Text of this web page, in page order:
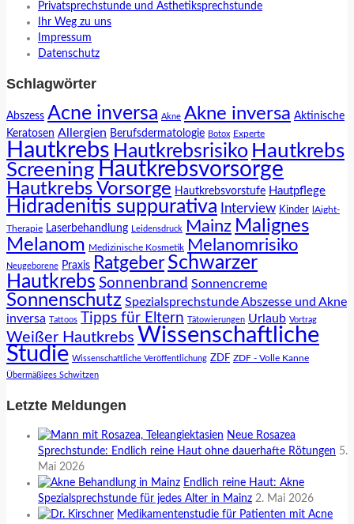
Privatsprechstunde und Ästhetiksprechstunde
Ihr Weg zu uns
Impressum
Datenschutz
Schlagwörter
Abszess Acne inversa Akne Akne inversa Aktinische
Keratosen Allergien Berufsdermatologie Botox Experte
Hautkrebs Hautkrebsrisiko Hautkrebs
Screening Hautkrebsvorsorge
Hautkrebs Vorsorge Hautkrebsvorstufe Hautpflege
Hidradenitis suppurativa Interview Kinder lAight-
Therapie Laserbehandlung Leidensdruck Mainz Malignes
Melanom Medizinische Kosmetik Melanomrisiko
Neugeborene Praxis Ratgeber Schwarzer
Hautkrebs Sonnenbrand Sonnencreme
Sonnenschutz Spezialsprechstunde Abszesse und Akne
inversa Tattoos Tipps für Eltern Tätowierungen Urlaub Vortrag
Weißer Hautkrebs Wissenschaftliche
Studie Wissenschaftliche Veröffentlichung ZDF ZDF - Volle Kanne
Übermäßiges Schwitzen
Letzte Meldungen
Neue Rosazea
Sprechstunde: Endlich reine Haut ohne dauerhafte Rötungen 5.
Mai 2026
Endlich reine Haut: Akne
Spezialsprechstunde für jedes Alter in Mainz 2. Mai 2026
Medikamentenstudie für Patienten mit Acne